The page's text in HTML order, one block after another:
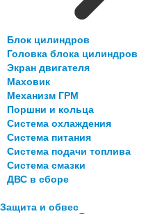
Блок цилиндров
Головка блока цилиндров
Экран двигателя
Маховик
Механизм ГРМ
Поршни и кольца
Система охлаждения
Система питания
Система подачи топлива
Система смазки
ДВС в сборе
Защита и обвес